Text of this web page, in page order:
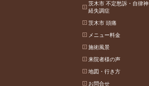
茨木市 不定愁訴・自律神
経失調症
茨木市 頭痛
メニュー料金
施術風景
来院者様の声
地図・行き方
お問合せ